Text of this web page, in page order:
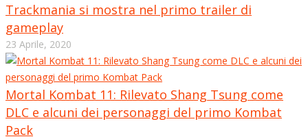
Trackmania si mostra nel primo trailer di
gameplay
23 Aprile, 2020
Mortal Kombat 11: Rilevato Shang Tsung come
DLC e alcuni dei personaggi del primo Kombat
Pack